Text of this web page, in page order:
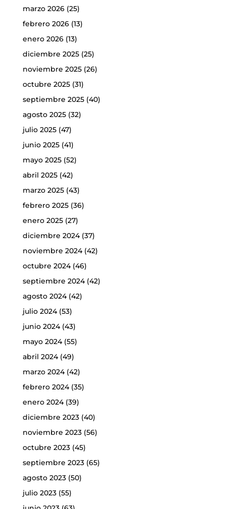
marzo 2026(25)
febrero 2026(13)
enero 2026(13)
diciembre 2025(25)
noviembre 2025(26)
octubre 2025(31)
septiembre 2025(40)
agosto 2025(32)
julio 2025(47)
junio 2025(41)
mayo 2025(52)
abril 2025(42)
marzo 2025(43)
febrero 2025(36)
enero 2025(27)
diciembre 2024(37)
noviembre 2024(42)
octubre 2024(46)
septiembre 2024(42)
agosto 2024(42)
julio 2024(53)
junio 2024(43)
mayo 2024(55)
abril 2024(49)
marzo 2024(42)
febrero 2024(35)
enero 2024(39)
diciembre 2023(40)
noviembre 2023(56)
octubre 2023(45)
septiembre 2023(65)
agosto 2023(50)
julio 2023(55)